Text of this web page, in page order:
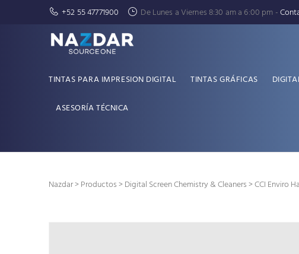
+52 55 47771900 De Lunes a Viernes 8:30 am a 6:00 pm -
TINTAS PARA IMPRESION DIGITAL TINTAS GRÁFICAS
ASESORÍA TÉCNICA
Nazdar>Productos>Digital Screen Chemistry & Cleaners> CCI Enviro